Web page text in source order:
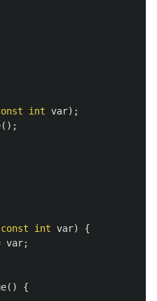
int var);
();
const int var)
{
var;
()
{